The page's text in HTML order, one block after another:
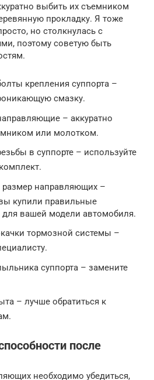
выбить их съемником
прокладку. Я тоже
но столкнулась с
поэтому советую быть
крепления суппорта –
смазку.
– аккуратно
или молотком.
в суппорте – используйте
направляющих –
купили правильные
вашей модели автомобиля.
тормозной системы –
суппорта – замените
– лучше обратиться к
после
необходимо убедиться,